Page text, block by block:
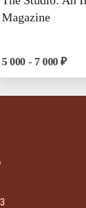
Magazine
5 000 - 7 000 ₽